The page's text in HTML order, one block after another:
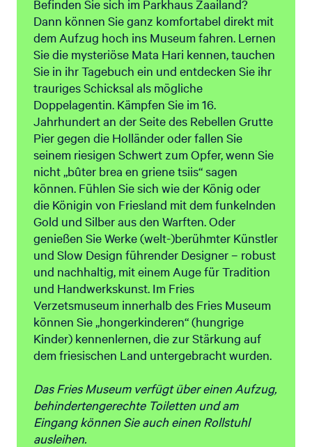
Befinden Sie sich im Parkhaus Zaailand?
Dann können Sie ganz komfortabel direkt mit
dem Aufzug hoch ins Museum fahren. Lernen
Sie die mysteriöse Mata Hari kennen, tauchen
Sie in ihr Tagebuch ein und entdecken Sie ihr
trauriges Schicksal als mögliche
Doppelagentin. Kämpfen Sie im 16.
Jahrhundert an der Seite des Rebellen Grutte
Pier gegen die Holländer oder fallen Sie
seinem riesigen Schwert zum Opfer, wenn Sie
nicht „bûter brea en griene tsiis“ sagen
können. Fühlen Sie sich wie der König oder
die Königin von Friesland mit dem funkelnden
Gold und Silber aus den Warften. Oder
genießen Sie Werke (welt-)berühmter Künstler
und Slow Design führender Designer – robust
und nachhaltig, mit einem Auge für Tradition
und Handwerkskunst. Im Fries
Verzetsmuseum innerhalb des Fries Museum
können Sie „hongerkinderen“ (hungrige
Kinder) kennenlernen, die zur Stärkung auf
dem friesischen Land untergebracht wurden.
Das Fries Museum verfügt über einen Aufzug,
behindertengerechte Toiletten und am
Eingang können Sie auch einen Rollstuhl
ausleihen.